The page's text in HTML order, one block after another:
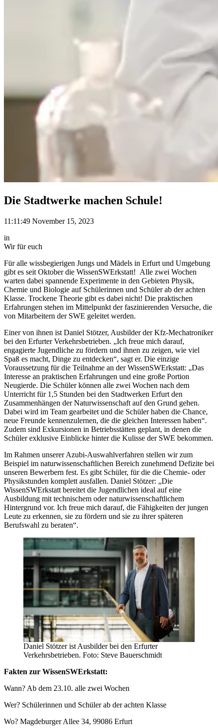
Die Stadtwerke machen Schule!
11:11:49 November 15, 2023
in
Wir für euch
Für alle wissbegierigen Jungs und Mädels in Erfurt und Umgebung
gibt es seit Oktober die WissenSWErkstatt! Alle zwei Wochen
warten dabei spannende Experimente in den Gebieten Physik,
Chemie und Biologie auf Schülerinnen und Schüler ab der achten
Klasse. Trockene Theorie gibt es dabei nicht! Die praktischen
Erfahrungen stehen im Mittelpunkt der faszinierenden Versuche, die
von Mitarbeitern der SWE geleitet werden.
Einer von ihnen ist Daniel Stötzer, Ausbilder der Kfz-Mechatroniker
bei den Erfurter Verkehrsbetrieben. „Ich freue mich darauf,
engagierte Jugendliche zu fördern und ihnen zu zeigen, wie viel
Spaß es macht, Dinge zu entdecken“, sagt er. Die einzige
Voraussetzung für die Teilnahme an der WissenSWErkstatt: „Das
Interesse an praktischen Erfahrungen und eine große Portion
Neugierde. Die Schüler können alle zwei Wochen nach dem
Unterricht für 1,5 Stunden bei den Stadtwerken Erfurt den
Zusammenhängen der Naturwissenschaft auf den Grund gehen.
Dabei wird im Team gearbeitet und die Schüler haben die Chance,
neue Freunde kennenzulernen, die die gleichen Interessen haben“.
Zudem sind Exkursionen in Betriebsstätten geplant, in denen die
Schüler exklusive Einblicke hinter die Kulisse der SWE bekommen.
Im Rahmen unserer Azubi-Auswahlverfahren stellen wir zum
Beispiel im naturwissenschaftlichen Bereich zunehmend Defizite bei
unseren Bewerbern fest. Es gibt Schüler, für die die Chemie- oder
Physikstunden komplett ausfallen. Daniel Stötzer: „Die
WissenSWErkstatt bereitet die Jugendlichen ideal auf eine
Ausbildung mit technischem oder naturwissenschaftlichem
Hintergrund vor. Ich freue mich darauf, die Fähigkeiten der jungen
Leute zu erkennen, sie zu fördern und sie zu ihrer späteren
Berufswahl zu beraten“.
Daniel Stötzer ist Ausbilder bei den Erfurter
Verkehrsbetrieben. Foto: Steve Bauerschmidt
Fakten zur WissenSWErkstatt:
Wann? Ab dem 23.10. alle zwei Wochen
Wer? Schülerinnen und Schüler ab der achten Klasse
Wo? Magdeburger Allee 34, 99086 Erfurt